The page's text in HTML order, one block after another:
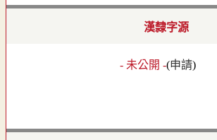
漢隸字源
- 未公開 -(申請)